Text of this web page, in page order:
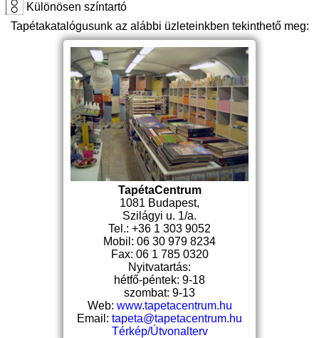
Különösen színtartó
Tapétakatalógusunk az alábbi üzleteinkben tekinthető meg:
TapétaCentrum
1081 Budapest,
Szilágyi u. 1/a.
Tel.: +36 1 303 9052
Mobil: 06 30 979 8234
Fax: 06 1 785 0320
Nyitvatartás:
hétfő-péntek: 9-18
szombat: 9-13
Web: www.tapetacentrum.hu
Email: tapeta@tapetacentrum.hu
Térkép/Útvonalterv